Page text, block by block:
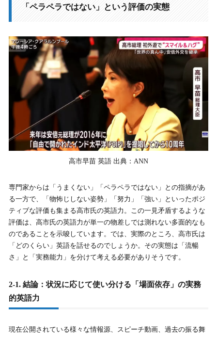
「ペラペラではない」という評価の実態
高市早苗 英語 出典：ANN
専門家からは「うまくない」「ペラペラではない」との指摘があ
る一方で、「物怖じしない姿勢」「努力」「強い」といったポジ
ティブな評価も集まる高市氏の英語力。この一見矛盾するような
評価は、高市氏の英語力が単一の物差しでは測れない多面的なも
のであることを示唆しています。では、実際のところ、高市氏は
「どのくらい」英語を話せるのでしょうか。その実態は「流暢
さ」と「実務能力」を分けて考える必要がありそうです。
2-1. 結論：状況に応じて使い分ける「場面依存」の実務
的英語力
現在公開されている様々な情報源、スピーチ動画、過去の振る舞